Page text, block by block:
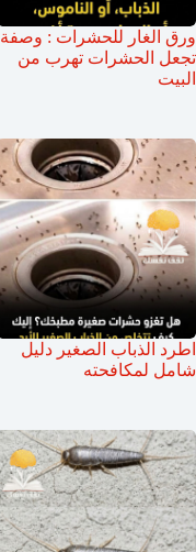
ورق الغار للحشرات : وصفة
تجعل الحشرات تهرب من
البيت
اطرد الذباب الصغير دليل
شامل لمكافحته